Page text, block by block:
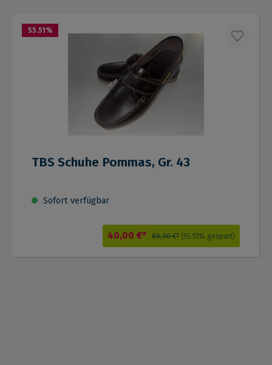
55.51 %
TBS Schuhe Pommas, Gr. 43
Sofort verfügbar
40,00 €* 89,90 €* (55.51% gespart)